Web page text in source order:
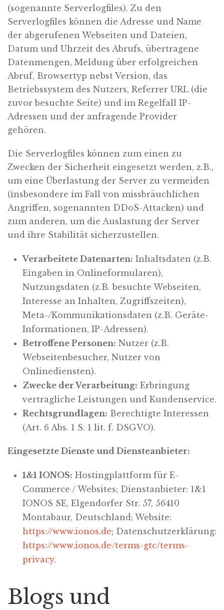
(sogenannte Serverlogfiles). Zu den
Serverlogfiles können die Adresse und Name
der abgerufenen Webseiten und Dateien,
Datum und Uhrzeit des Abrufs, übertragene
Datenmengen, Meldung über erfolgreichen
Abruf, Browsertyp nebst Version, das
Betriebssystem des Nutzers, Referrer URL (die
zuvor besuchte Seite) und im Regelfall IP-
Adressen und der anfragende Provider
gehören.
Die Serverlogfiles können zum einen zu
Zwecken der Sicherheit eingesetzt werden, z.B.,
um eine Überlastung der Server zu vermeiden
(insbesondere im Fall von missbräuchlichen
Angriffen, sogenannten DDoS-Attacken) und
zum anderen, um die Auslastung der Server
und ihre Stabilität sicherzustellen.
Verarbeitete Datenarten: Inhaltsdaten (z.B.
Eingaben in Onlineformularen),
Nutzungsdaten (z.B. besuchte Webseiten,
Interesse an Inhalten, Zugriffszeiten),
Meta-/Kommunikationsdaten (z.B. Geräte-
Informationen, IP-Adressen).
Betroffene Personen: Nutzer (z.B.
Webseitenbesucher, Nutzer von
Onlinediensten).
Zwecke der Verarbeitung: Erbringung
vertragliche Leistungen und Kundenservice.
Rechtsgrundlagen: Berechtigte Interessen
(Art. 6 Abs. 1 S. 1 lit. f. DSGVO).
Eingesetzte Dienste und Diensteanbieter:
1&1 IONOS: Hostingplattform für E-
Commerce / Websites; Dienstanbieter: 1&1
IONOS SE, Elgendorfer Str. 57, 56410
Montabaur, Deutschland; Website:
https://www.ionos.de; Datenschutzerklärung:
https://www.ionos.de/terms-gtc/terms-
privacy.
Blogs und